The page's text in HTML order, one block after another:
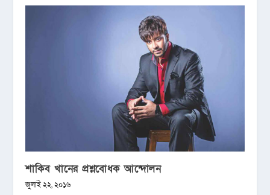
শাকিব খানের প্রশ্নবোধক আন্দোলন
জুলাই ২২, ২০১৬